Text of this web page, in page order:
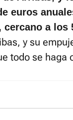
euros
a los
y su
todo se haga